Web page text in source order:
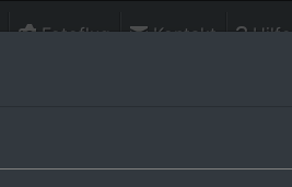
Fotoflug Kontakt Hilfe